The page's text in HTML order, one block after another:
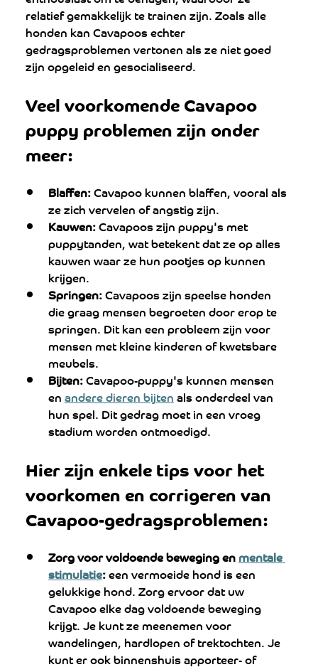
relatief gemakkelijk te trainen zijn. Zoals alle
honden kan Cavapoos echter
gedragsproblemen vertonen als ze niet goed
zijn opgeleid en gesocialiseerd.
Veel voorkomende Cavapoo
puppy problemen zijn onder
meer:
Blaffen: Cavapoo kunnen blaffen, vooral als
ze zich vervelen of angstig zijn.
Kauwen: Cavapoos zijn puppy's met
puppytanden, wat betekent dat ze op alles
kauwen waar ze hun pootjes op kunnen
krijgen.
Springen: Cavapoos zijn speelse honden
die graag mensen begroeten door erop te
springen. Dit kan een probleem zijn voor
mensen met kleine kinderen of kwetsbare
meubels.
Bijten: Cavapoo-puppy's kunnen mensen
en andere dieren bijten als onderdeel van
hun spel. Dit gedrag moet in een vroeg
stadium worden ontmoedigd.
Hier zijn enkele tips voor het
voorkomen en corrigeren van
Cavapoo-gedragsproblemen:
Zorg voor voldoende beweging en mentale
stimulatie: een vermoeide hond is een
gelukkige hond. Zorg ervoor dat uw
Cavapoo elke dag voldoende beweging
krijgt. Je kunt ze meenemen voor
wandelingen, hardlopen of trektochten. Je
kunt er ook binnenshuis apporteer- of